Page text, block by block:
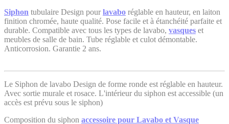
Siphon tubulaire Design pour lavabo réglable en hauteur, en laiton
finition chromée, haute qualité. Pose facile et à étanchéité parfaite et
durable. Compatible avec tous les types de lavabo, vasques et
meubles de salle de bain. Tube réglable et culot démontable.
Anticorrosion. Garantie 2 ans.
Le Siphon de lavabo Design de forme ronde est réglable en hauteur.
Avec sortie murale et rosace. L'intérieur du siphon est accessible (un
accès est prévu sous le siphon)
Composition du siphon accessoire pour Lavabo et Vasque